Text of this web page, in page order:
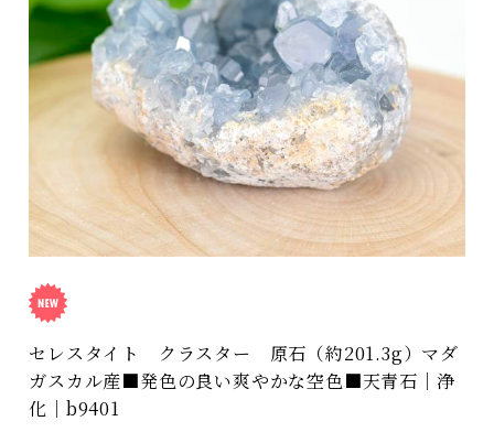
セレスタイト クラスター 原石（約201.3g）マダ
ガスカル産■発色の良い爽やかな空色■天青石｜浄
化｜b9401